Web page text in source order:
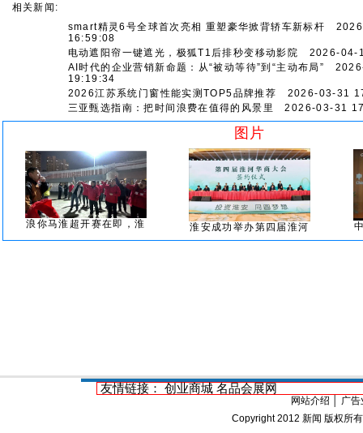
相关新闻:
smart精灵6号全球首次亮相 重塑豪华掀背轿车新标杆
16:59:08
电动遮阳帘一键遮光，极狐T1后排秒变移动影院 2026-04-
AI时代的企业营销新命题：从“被动等待”到“主动布局”
19:19:34
2026江苏系统门窗性能实测TOP5品牌推荐 2026-03-31
三亚甄选指南：把时间浪费在值得的风景里
2026-03-31
图片
浪你马淮超开赛在即，淮 淮安成功举办第四届淮河
友情链接： 创业商城 名品会展网
网站介绍
广告
Copyright 2012 新闻 版权所